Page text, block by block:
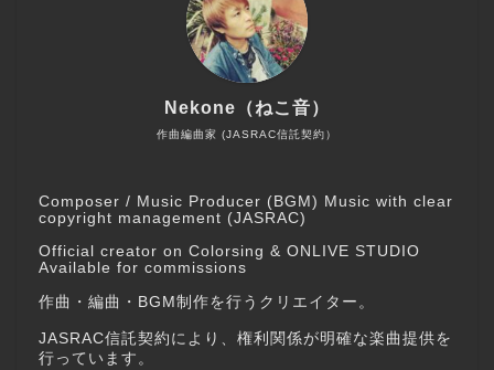
作曲編曲家 (JASRAC信託契約）
Nekone（ねこ音）
Composer / Music Producer (BGM) Music with clear
copyright management (JASRAC)
Official creator on Colorsing & ONLIVE STUDIO
Available for commissions
作曲・編曲・BGM制作を行うクリエイター。
JASRAC信託契約により、権利関係が明確な楽曲提供を
行っています。